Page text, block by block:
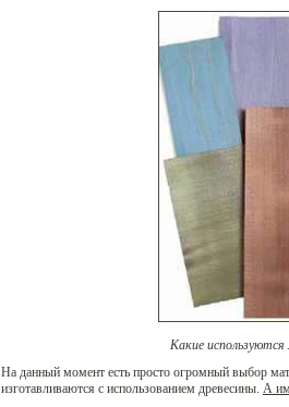
Какие используются
На данный момент есть просто огромный выбор
изготавливаются с использованием древесины. А